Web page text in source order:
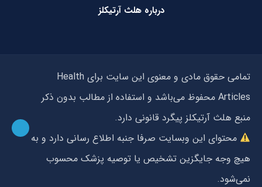
درباره هلث آرتیکلز
تمامی حقوق مادی و معنوی این سایت برای Health
Articles محفوظ می‌باشد و استفاده از مطالب بدون ذکر
منبع هلث آرتیکلز پیگرد قانونی دارد.
محتوای این وبسایت صرفا جنبه اطلاع رسانی دارد و به
هیچ وجه جایگزین تشخیص یا توصیه پزشک محسوب
نمی‌شود.